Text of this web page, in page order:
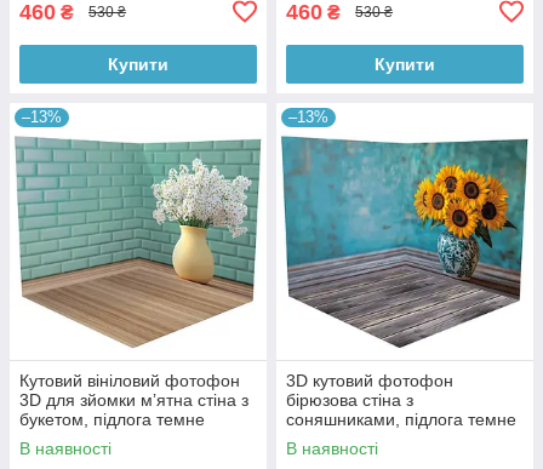
460 ₴ 530 ₴
Купити
460 ₴ 530 ₴
Купити
–13%
Кутовий вініловий фотофон
3D для зйомки мʼятна стіна з
букетом, підлога темне
дерево, 50×50 см, №58620
В наявності
–13%
3D кутовий фотофон
бірюзова стіна з
соняшниками, підлога темне
дерево і блакитні дошки,
50×50 см, №58628
В наявності